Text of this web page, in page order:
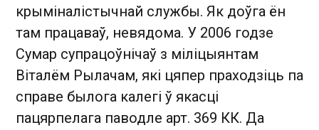
крыміналістычнай службы. Як доўга ён
там працаваў, невядома. У 2006 годзе
Сумар супрацоўнічаў з міліцыянтам
Віталём Рылачам, які цяпер праходзіць па
справе былога калегі ў якасці
пацярпелага паводле арт. 369 КК. Да